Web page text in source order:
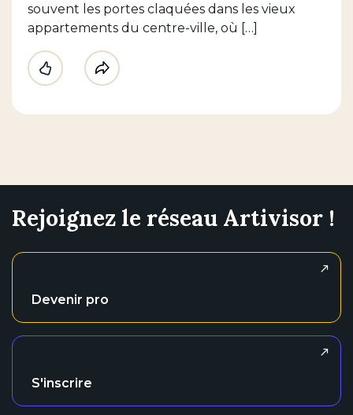
souvent les portes claquées dans les vieux
appartements du centre-ville, où […]
Like Partager
Rejoignez le réseau Artivisor !
Devenir pro
S'inscrire